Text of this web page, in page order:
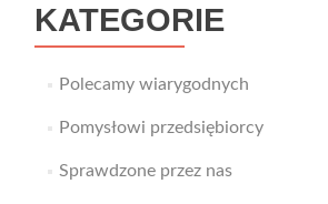
KATEGORIE
Polecamy wiarygodnych
Pomysłowi przedsiębiorcy
Sprawdzone przez nas